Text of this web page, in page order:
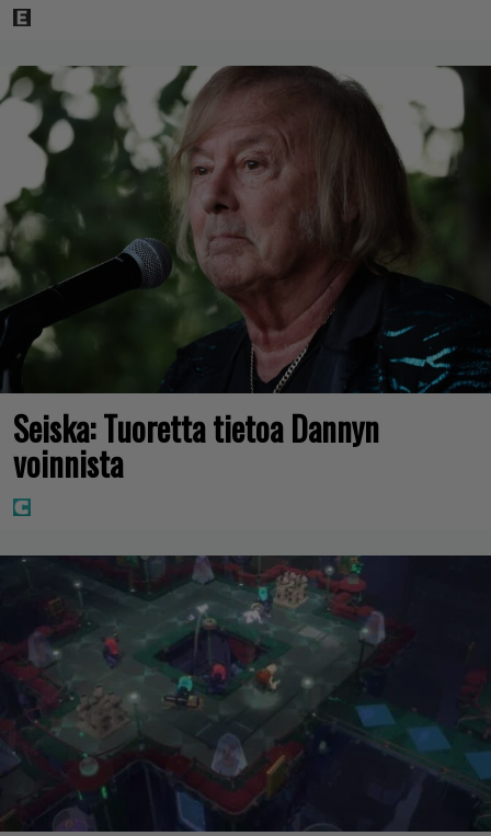
Seiska: Tuoretta tietoa Dannyn
voinnista